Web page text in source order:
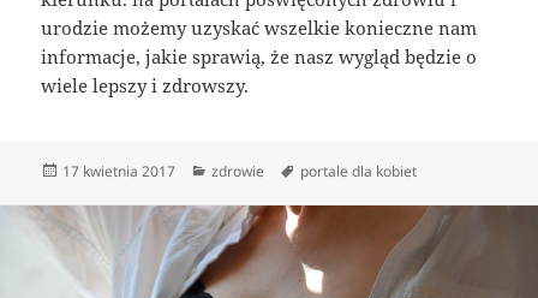
urodzie możemy uzyskać wszelkie konieczne nam
informacje, jakie sprawią, że nasz wygląd będzie o
wiele lepszy i zdrowszy.
Data
17 kwietnia 2017 Kategorie
zdrowie Tagi
portale dla kobiet